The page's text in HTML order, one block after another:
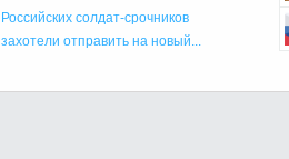
Российских солдат-срочников
захотели отправить на новый...